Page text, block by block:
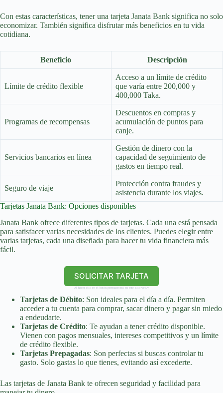
Con estas características, tener una tarjeta Janata Bank significa no solo
economizar. También significa disfrutar más beneficios en tu vida
cotidiana.
Beneficio Descripción
Límite de crédito flexible
Acceso a un límite de crédito
que varía entre 200,000 y
400,000 Taka.
Programas de recompensas
Descuentos en compras y
acumulación de puntos para
canje.
Servicios bancarios en línea
Gestión de dinero con la
capacidad de seguimiento de
gastos en tiempo real.
Seguro de viaje
Protección contra fraudes y
asistencia durante los viajes.
Tarjetas Janata Bank: Opciones disponibles
Janata Bank ofrece diferentes tipos de tarjetas. Cada una está pensada
para satisfacer varias necesidades de los clientes. Puedes elegir entre
varias tarjetas, cada una diseñada para hacer tu vida financiera más
fácil.
SOLICITAR TARJETA
Al hacer clic en el botón permanecerá en este sitio web.v
Tarjetas de Débito: Son ideales para el día a día. Permiten
acceder a tu cuenta para comprar, sacar dinero y pagar sin miedo
a endeudarte.
Tarjetas de Crédito: Te ayudan a tener crédito disponible.
Vienen con pagos mensuales, intereses competitivos y un límite
de crédito flexible.
Tarjetas Prepagadas: Son perfectas si buscas controlar tu
gasto. Solo gastas lo que tienes, evitando así excederte.
Las tarjetas de Janata Bank te ofrecen seguridad y facilidad para